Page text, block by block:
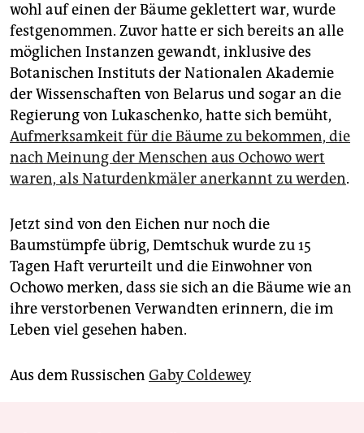
wohl auf einen der Bäume geklettert war, wurde
festgenommen. Zuvor hatte er sich bereits an alle
möglichen Instanzen gewandt, inklusive des
Botanischen Instituts der Nationalen Akademie
der Wissenschaften von Belarus und sogar an die
Regierung von Lukaschenko, hatte sich bemüht,
Aufmerksamkeit für die Bäume zu bekommen, die
nach Meinung der Menschen aus Ochowo wert
waren, als Naturdenkmäler anerkannt zu werden.
Jetzt sind von den Eichen nur noch die
Baumstümpfe übrig, Demtschuk wurde zu 15
Tagen Haft verurteilt und die Einwohner von
Ochowo merken, dass sie sich an die Bäume wie an
ihre verstorbenen Verwandten erinnern, die im
Leben viel gesehen haben.
Aus dem Russischen Gaby Coldewey